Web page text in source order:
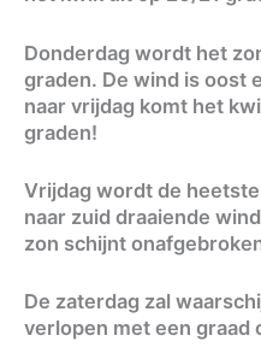
Donderdag wordt het
graden. De wind is oost
naar vrijdag komt het
graden!
Vrijdag wordt de
naar zuid draaiende
zon schijnt
De zaterdag zal
verlopen met een graad